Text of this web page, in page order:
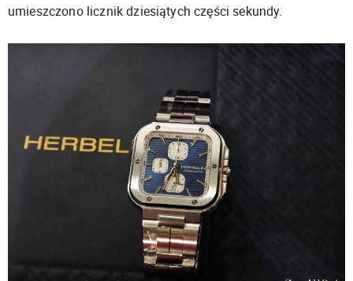
umieszczono licznik dziesiątych części sekundy.